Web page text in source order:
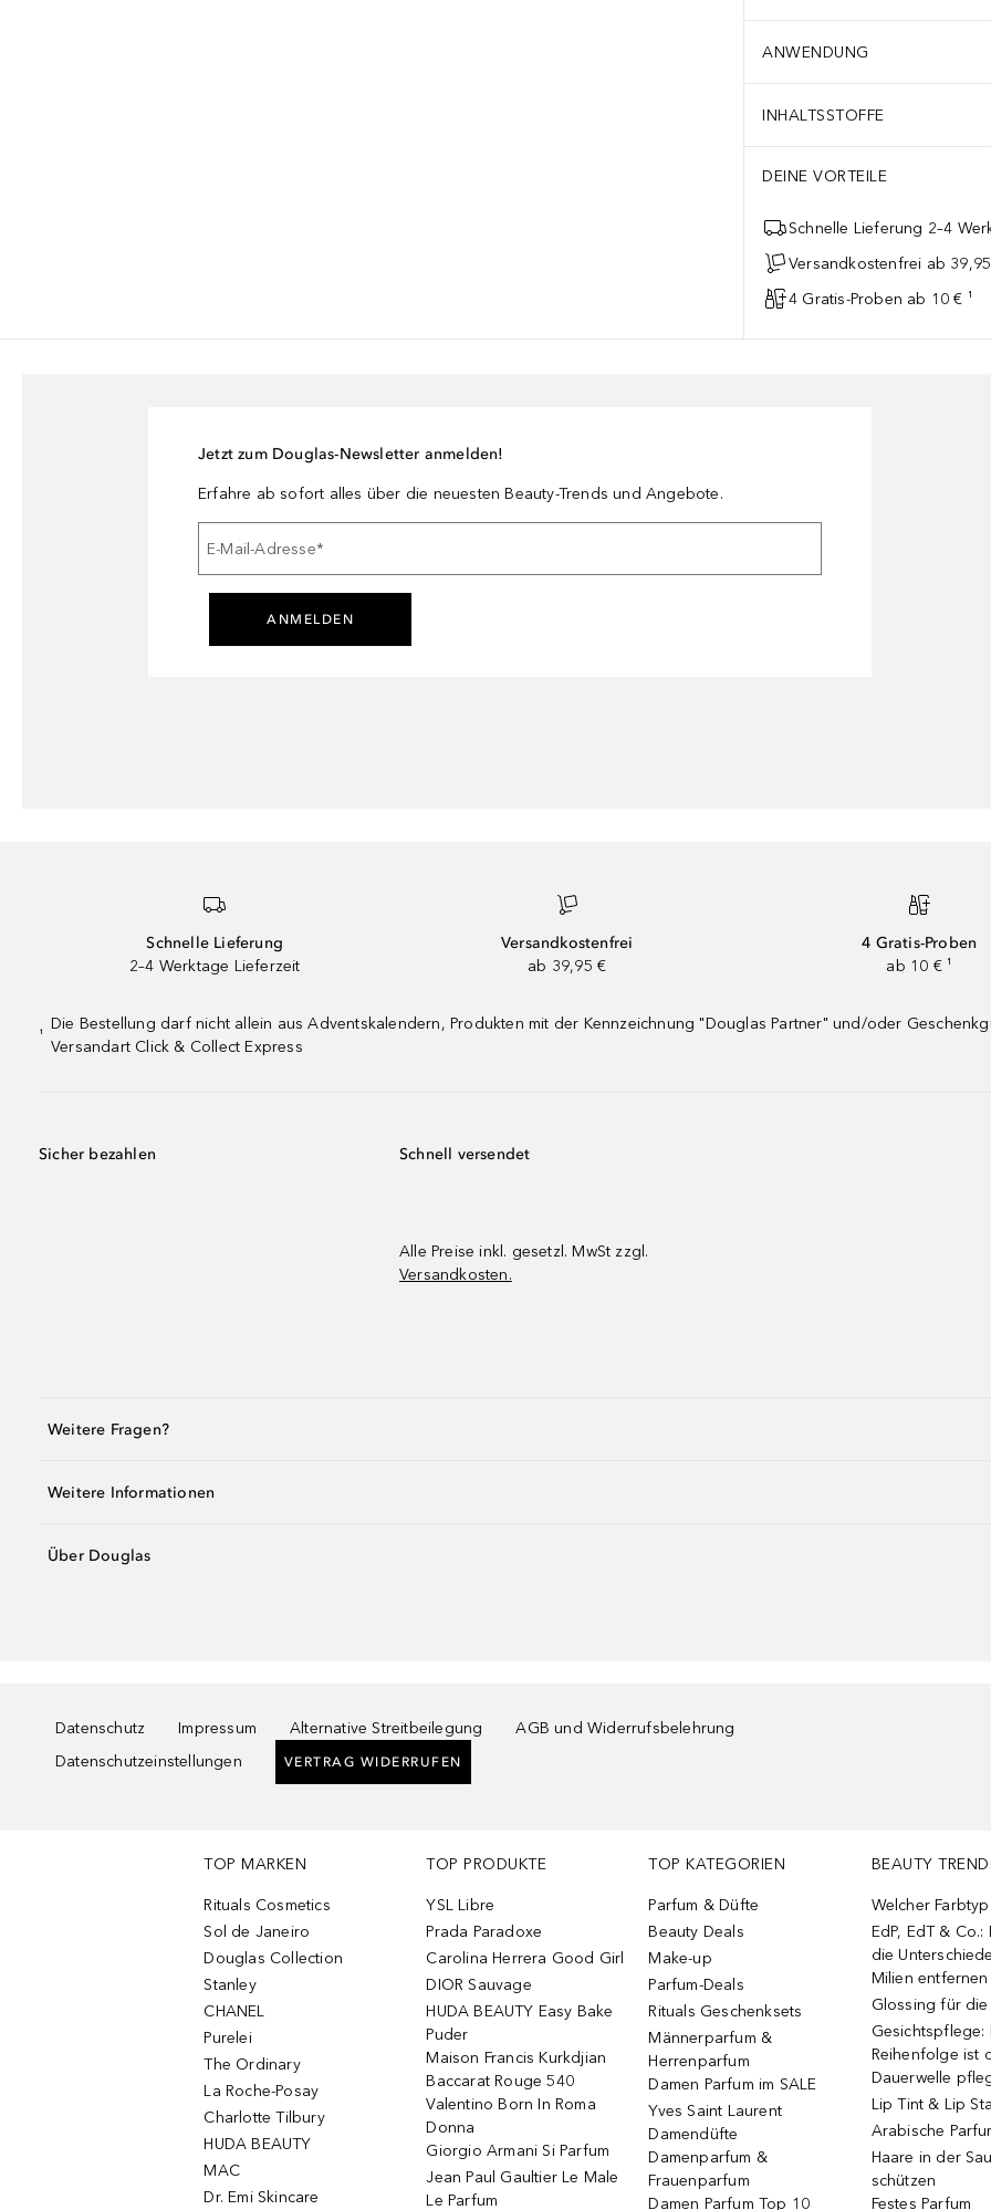
ANWENDUNG
INHALTSSTOFFE
DEINE VORTEILE
Schnelle Lieferung 2–4
Versandkostenfrei ab
4 Gratis-Proben ab 10 € ¹
Jetzt zum Douglas-Newsletter anmelden!
Erfahre ab sofort alles über die neuesten Beauty-Trends und Angebote.
E-Mail-Adresse*
ANMELDEN
Schnelle Lieferung
2–4 Werktage Lieferzeit
Versandkostenfrei
ab 39,95 €
4 Gratis-Proben
ab 10 € ¹
¹
Die Bestellung darf nicht allein aus Adventskalendern, Produkten mit der Kennzeichnung "Douglas Partner" und/oder
Versandart Click & Collect Express
Sicher bezahlen Schnell versendet
Alle Preise inkl. gesetzl. MwSt zzgl.
Versandkosten.
Weitere Fragen?
Weitere Informationen
Über Douglas
Datenschutz Impressum Alternative Streitbeilegung
AGB und Widerrufsbelehrung
Datenschutzeinstellungen
VERTRAG WIDERRUFEN
TOP MARKEN
Rituals Cosmetics
Sol de Janeiro
Douglas Collection
Stanley
CHANEL
Purelei
The Ordinary
La Roche-Posay
Charlotte Tilbury
HUDA BEAUTY
MAC
Dr. Emi Skincare
TOP PRODUKTE
YSL Libre
Prada Paradoxe
Carolina Herrera Good Girl
DIOR Sauvage
HUDA BEAUTY Easy Bake
Puder
Maison Francis Kurkdjian
Baccarat Rouge 540
Valentino Born In Roma
Donna
Giorgio Armani Si Parfum
Jean Paul Gaultier Le Male
Le Parfum
TOP KATEGORIEN
Parfum & Düfte
Beauty Deals
Make-up
Parfum-Deals
Rituals Geschenksets
Männerparfum &
Herrenparfum
Damen Parfum im SALE
Yves Saint Laurent
Damendüfte
Damenparfum &
Frauenparfum
Damen Parfum Top 10
BEAUTY
Welcher
EdP, EdT & Co.:
die Unterschiede
Milien entfernen
Glossing für die
Gesichtspflege:
Reihenfolge ist
Dauerwelle
Lip Tint & Lip
Arabische
Haare in der
schützen
Festes Parfum